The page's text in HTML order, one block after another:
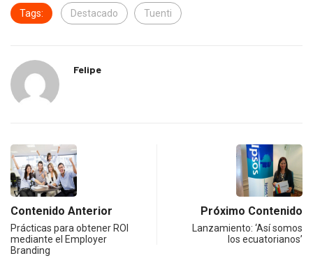
Tags: Destacado Tuenti
Felipe
Contenido Anterior
Prácticas para obtener ROI
mediante el Employer
Branding
Próximo Contenido
Lanzamiento: ‘Así somos
los ecuatorianos’